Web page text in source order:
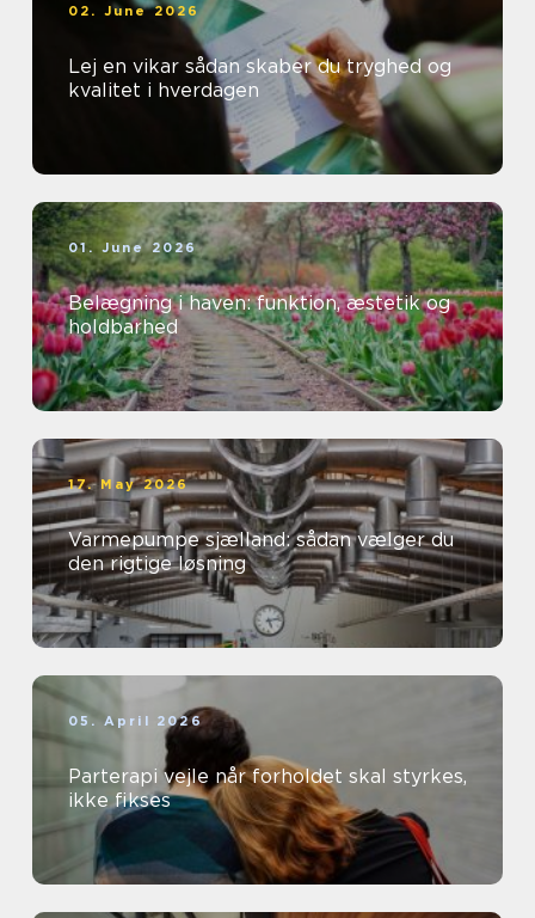
02. June 2026
Lej en vikar sådan skaber du tryghed og
kvalitet i hverdagen
01. June 2026
Belægning i haven: funktion, æstetik og
holdbarhed
17. May 2026
Varmepumpe sjælland: sådan vælger du
den rigtige løsning
05. April 2026
Parterapi vejle når forholdet skal styrkes,
ikke fikses